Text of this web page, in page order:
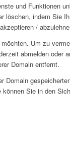
und Funktionen
indem Sie
/
Um zu
abmelden
Domain entfernt.
Sie in den